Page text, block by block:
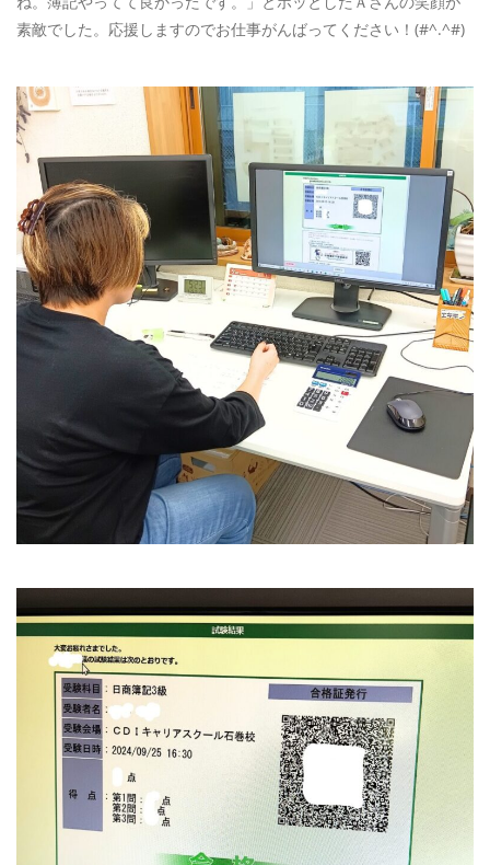
素敵でした。応援しますのでお仕事がんばってください！(#^.^#)